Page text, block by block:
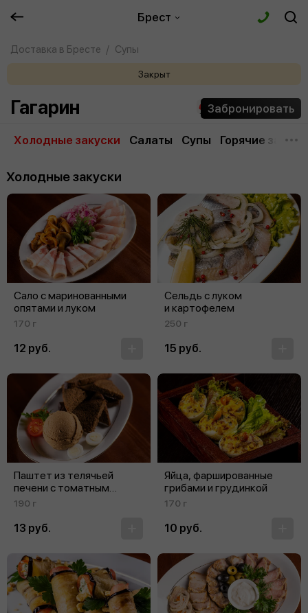
Брест
Доставка в Бресте Супы
Закрыт
Гагарин Забронировать
Холодные закуски Салаты Супы Горячие
Холодные закуски
Сало с маринованными
опятами и луком
170 г
12 руб.
Сельдь с луком
и картофелем
250 г
15 руб.
Паштет из телячьей
печени с томатным
конфитюром
190 г
13 руб.
Яйца, фаршированные
грибами и грудинкой
170 г
10 руб.